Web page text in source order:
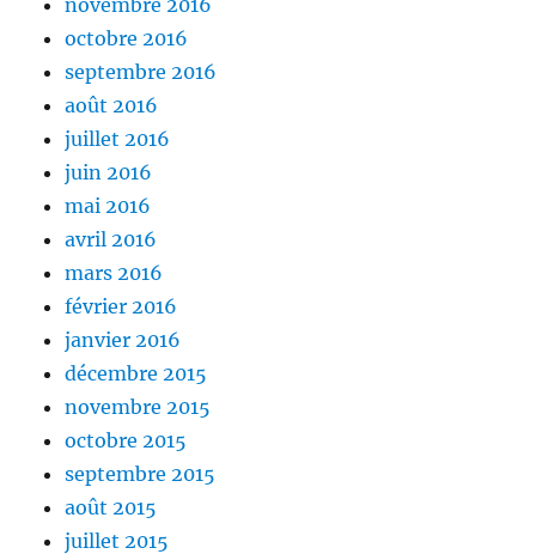
octobre 2016
septembre 2016
août 2016
juillet 2016
juin 2016
mai 2016
avril 2016
mars 2016
février 2016
janvier 2016
décembre 2015
novembre 2015
octobre 2015
septembre 2015
août 2015
juillet 2015